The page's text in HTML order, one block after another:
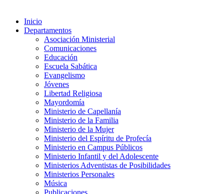
Inicio
Departamentos
Asociación Ministerial
Comunicaciones
Educación
Escuela Sabática
Evangelismo
Jóvenes
Libertad Religiosa
Mayordomía
Ministerio de Capellanía
Ministerio de la Familia
Ministerio de la Mujer
Ministerio del Espíritu de Profecía
Ministerio en Campus Públicos
Ministerio Infantil y del Adolescente
Ministerios Adventistas de Posibilidades
Ministerios Personales
Música
Publicaciones